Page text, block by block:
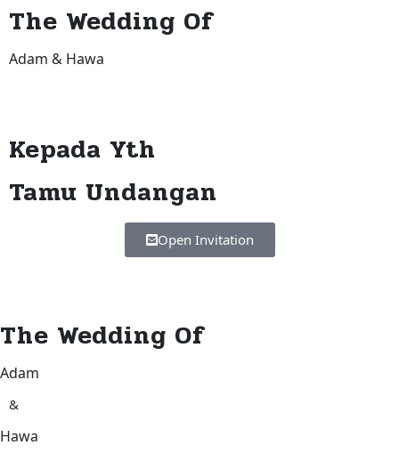
The Wedding Of
Adam & Hawa
Kepada Yth
Tamu Undangan
Open Invitation
The Wedding Of
Adam
&
Hawa